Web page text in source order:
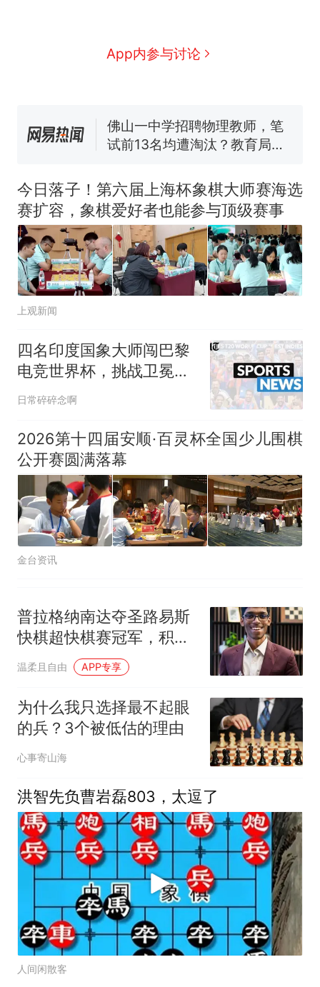
App内参与讨论
协会回应
搬家报价570元，搬到楼下交
5060元才肯搬上楼！女子傻眼
佛山一中学招聘物理教师，笔
试前13名均遭淘汰？教育局：
核查
官方通报
热 那个在床头放菜刀的女孩，
因老师一句“跟我回家”改写了
人生
今日落子！第六届上海杯象棋大师赛海选
赛扩容，象棋爱好者也能参与顶级赛事
上观新闻
四名印度国象大师闯巴黎
电竞世界杯，挑战卫冕冠
军卡尔森
日常碎碎念啊
2026第十四届安顺·百灵杯全国少儿围棋
公开赛圆满落幕
金台资讯
普拉格纳南达夺圣路易斯
快棋超快棋赛冠军，积分
升至第二：看似轻松实则
温柔且自由 APP专享
为什么我只选择最不起眼
的兵？3个被低估的理由
心事寄山海
洪智先负曹岩磊803，太逗了
人间闲散客